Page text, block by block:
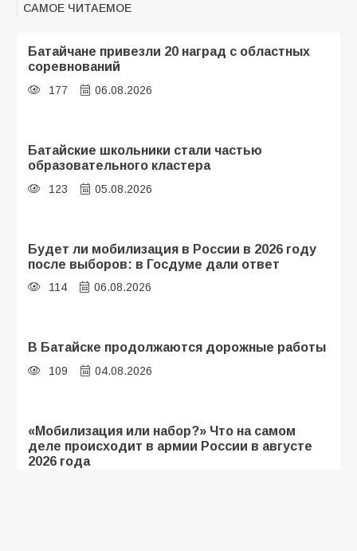
САМОЕ ЧИТАЕМОЕ
Батайчане привезли 20 наград с областных
соревнований
177 06.08.2026
Батайские школьники стали частью
образовательного кластера
123 05.08.2026
Будет ли мобилизация в России в 2026 году
после выборов: в Госдуме дали ответ
114 06.08.2026
В Батайске продолжаются дорожные работы
109 04.08.2026
«Мобилизация или набор?» Что на самом
деле происходит в армии России в августе
2026 года